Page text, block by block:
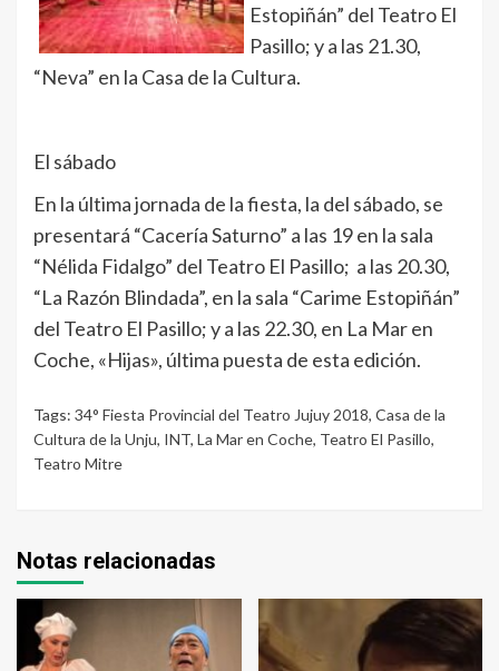
Estopiñán” del Teatro El
Pasillo; y a las 21.30,
“Neva” en la Casa de la Cultura.
El sábado
En la última jornada de la fiesta, la del sábado, se
presentará “Cacería Saturno” a las 19 en la sala
“Nélida Fidalgo” del Teatro El Pasillo; a las 20.30,
“La Razón Blindada”, en la sala “Carime Estopiñán”
del Teatro El Pasillo; y a las 22.30, en La Mar en
Coche, «Hijas», última puesta de esta edición.
Tags: 34° Fiesta Provincial del Teatro Jujuy 2018, Casa de la
Cultura de la Unju, INT, La Mar en Coche, Teatro El Pasillo,
Teatro Mitre
Notas relacionadas